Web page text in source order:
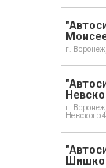
г.
г.
Невского